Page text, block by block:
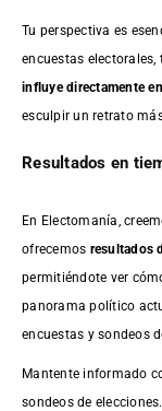
Tu perspectiva es
encuestas
influye directamente
esculpir un retrato
Resultados en
En Electomanía,
ofrecemos resultados
permitiéndote ver
panorama político
encuestas y sondeos
Mantente informado
sondeos de